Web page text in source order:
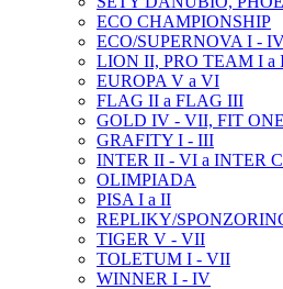
ECO CHAMPIONSHIP
ECO/SUPERNOVA I -
LION II, PRO TEAM I a
EUROPA V a VI
FLAG II a FLAG III
GOLD IV - VII, FIT
GRAFITY I - III
INTER II - VI a INTER
OLIMPIADA
PISA I a II
REPLIKY/
TIGER V - VII
TOLETUM I - VII
WINNER I - IV